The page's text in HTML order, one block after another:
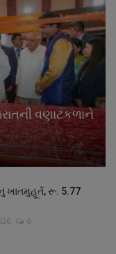
વણાટકળાને
ખાતમુહૂર્ત, રૂ. 5.77
0